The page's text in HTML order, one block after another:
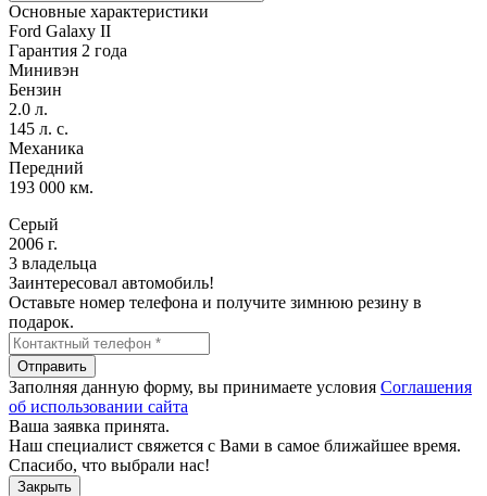
Основные характеристики
Ford Galaxy II
Гарантия 2 года
Минивэн
Бензин
2.0 л.
145 л. с.
Механика
Передний
193 000 км.
Серый
2006 г.
3 владельца
Заинтересовал автомобиль!
Оставьте номер телефона и получите зимнюю резину в
подарок.
Отправить
Заполняя данную форму, вы принимаете условия Соглашения
об использовании сайта
Ваша заявка принята.
Наш специалист свяжется с Вами в самое ближайшее время.
Спасибо, что выбрали нас!
Закрыть